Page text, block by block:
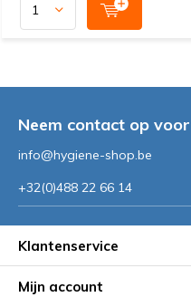
Neem contact op
info@hygiene-shop.be
+32(0)488 22 66 14
Klantenservice
Mijn account